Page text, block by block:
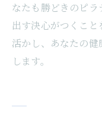
なたも勝どきのピ
出す決心がつくこ
活かし、あなたの
します。